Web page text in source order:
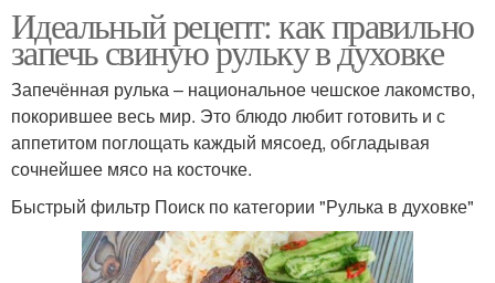
Идеальный рецепт: как правильно
запечь свиную рульку в духовке
Запечённая рулька – национальное чешское лакомство,
покорившее весь мир. Это блюдо любит готовить и с
аппетитом поглощать каждый мясоед, обгладывая
сочнейшее мясо на косточке.
Быстрый фильтр Поиск по категории "Рулька в духовке"